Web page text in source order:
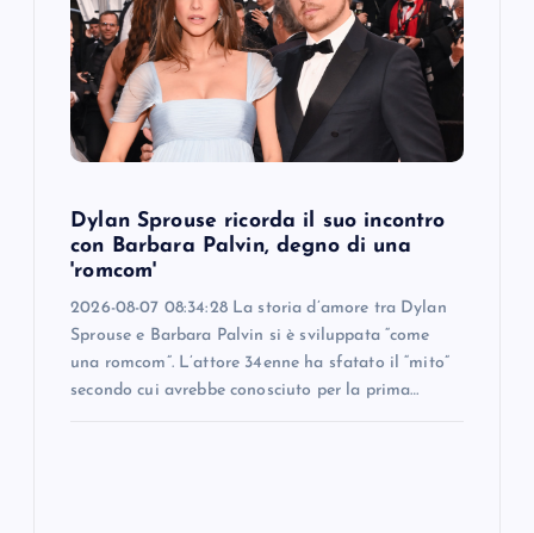
Dylan Sprouse ricorda il suo incontro
con Barbara Palvin, degno di una
'romcom'
2026-08-07 08:34:28 La storia d’amore tra Dylan
Sprouse e Barbara Palvin si è sviluppata “come
una romcom”. L’attore 34enne ha sfatato il “mito”
secondo cui avrebbe conosciuto per la prima…